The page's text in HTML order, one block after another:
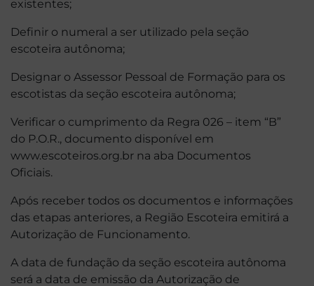
existentes;
Definir o numeral a ser utilizado pela seção
escoteira autônoma;
Designar o Assessor Pessoal de Formação para os
escotistas da seção escoteira autônoma;
Verificar o cumprimento da Regra 026 – item “B”
do P.O.R., documento disponível em
www.escoteiros.org.br na aba Documentos
Oficiais.
Após receber todos os documentos e informações
das etapas anteriores, a Região Escoteira emitirá a
Autorização de Funcionamento.
A data de fundação da seção escoteira autônoma
será a data de emissão da Autorização de